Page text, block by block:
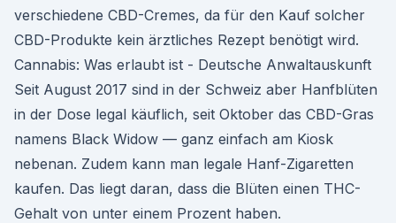
verschiedene CBD-Cremes, da für den Kauf solcher
CBD-Produkte kein ärztliches Rezept benötigt wird.
Cannabis: Was erlaubt ist - Deutsche Anwaltauskunft
Seit August 2017 sind in der Schweiz aber Hanfblüten
in der Dose legal käuflich, seit Oktober das CBD-Gras
namens Black Widow — ganz einfach am Kiosk
nebenan. Zudem kann man legale Hanf-Zigaretten
kaufen. Das liegt daran, dass die Blüten einen THC-
Gehalt von unter einem Prozent haben.